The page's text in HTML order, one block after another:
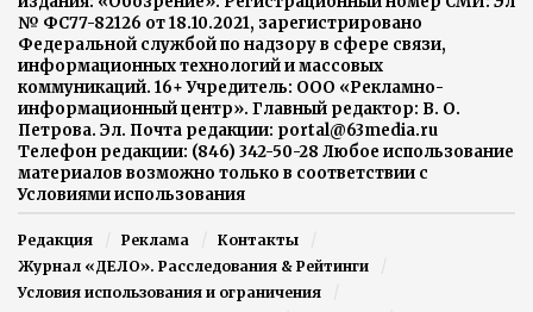
№ ФС77-82126 от 18.10.2021, зарегистрировано
Федеральной службой по надзору в сфере связи,
информационных технологий и массовых
коммуникаций. 16+ Учредитель: ООО «Рекламно-
информационный центр». Главный редактор: В. О.
Петрова. Эл. Почта редакции: portal@63media.ru
Телефон редакции: (846) 342-50-28 Любое использование
материалов возможно только в соответствии с
Условиями использования
Редакция Реклама
Контакты
Журнал «ДЕЛО». Расследования & Рейтинги
Условия использования и ограничения